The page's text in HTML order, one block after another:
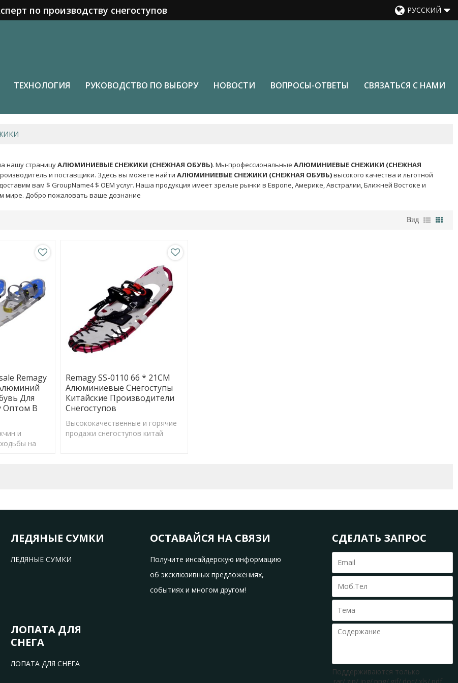
по производству снегоступов РУССКИЙ
ТЕХНОЛОГИЯ РУКОВОДСТВО ПО ВЫБОРУ НОВОСТИ ВОПРОСЫ-ОТВЕТЫ СВЯЗАТЬСЯ С НАМИ
нашу страницуАЛЮМИНИЕВЫЕ СНЕЖИКИ (СНЕЖНАЯ ОБУВЬ). Мы-профессиональныеАЛЮМИНИЕВЫЕ СНЕЖИКИ (СНЕЖНАЯ
и поставщики. Здесь вы можете найтиАЛЮМИНИЕВЫЕ СНЕЖИКИ (СНЕЖНАЯ ОБУВЬ)высокого качества и льготной
вам $ GroupName4 $ OEM услуг. Наша продукция имеет зрелые рынки в Европе, Америке, Австралии, Ближней Востоке и
мире. Добро пожаловать ваше дознание
Вид
Remagy
Для
Оптом В
и
на
Remagy SS-0110 66 * 21CM
Алюминиевые Снегоступы
Китайские Производители
Снегоступов
Высококачественные и горячие
продажи снегоступов китай
ЛЕДЯНЫЕ СУМКИ
ЛЕДЯНЫЕ СУМКИ
ЛОПАТА ДЛЯ
СНЕГА
ЛОПАТА ДЛЯ СНЕГА
ОСТАВАЙСЯ НА СВЯЗИ
Получите инсайдерскую информацию
об эксклюзивных предложениях,
событиях и многом другом!
СДЕЛАТЬ ЗАПРОС
Поддерживаются только